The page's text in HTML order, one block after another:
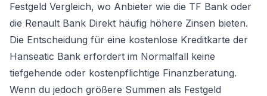
Festgeld Vergleich, wo Anbieter wie die TF Bank oder
die Renault Bank Direkt häufig höhere Zinsen bieten.
Die Entscheidung für eine kostenlose Kreditkarte der
Hanseatic Bank erfordert im Normalfall keine
tiefgehende oder kostenpflichtige Finanzberatung.
Wenn du jedoch größere Summen als Festgeld